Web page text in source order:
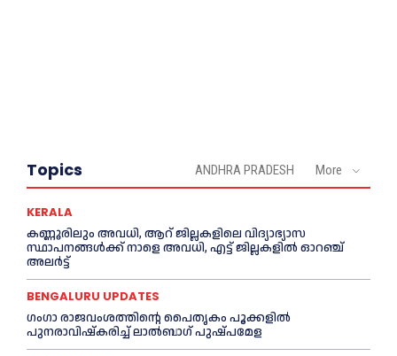
Topics ANDHRA PRADESH More
KERALA
കണ്ണൂരിലും അവധി, ആറ് ജില്ലകളിലെ വിദ്യാഭ്യാസ
സ്ഥാപനങ്ങൾക്ക് നാളെ അവധി, എട്ട് ജില്ലകളിൽ ഓറഞ്ച്
അലർട്ട്
BENGALURU UPDATES
ഗംഗാ രാജവംശത്തിന്റെ പൈതൃകം പൂക്കളിൽ
പുനരാവിഷ്‌കരിച്ച് ലാൽബാഗ് പുഷ്പമേള